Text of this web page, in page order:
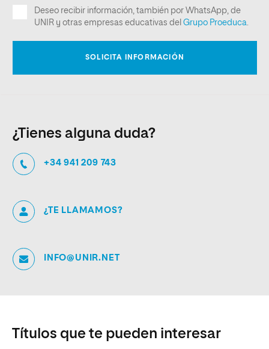
¿Tienes alguna duda?
+34 941 209 743
¿TE LLAMAMOS?
INFO@UNIR.NET
Títulos que te pueden interesar